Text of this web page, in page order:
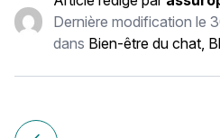
Dernière modification le
dans Bien-être du chat,
Navigation